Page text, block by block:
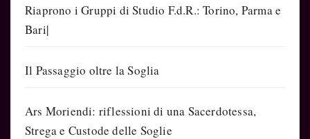
Riaprono i Gruppi di Studio F.d.R.: Torino, Parma e
Bari|
Il Passaggio oltre la Soglia
Ars Moriendi: riflessioni di una Sacerdotessa,
Strega e Custode delle Soglie